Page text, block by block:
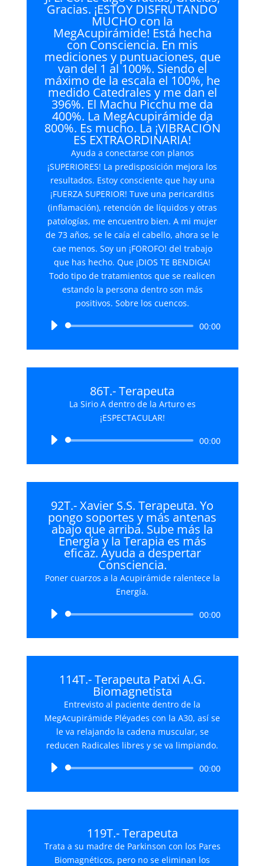
Gracias. ¡ESTOY DISFRUTANDO
MUCHO con la
MegAcupirámide! Está hecha
con Consciencia. En mis
mediciones y puntuaciones, que
van del 1 al 100%. Siendo el
máximo de la escala el 100%, he
medido Catedrales y me dan el
396%. El Machu Picchu me da
400%. La MegAcupirámide da
800%. Es mucho. La ¡VIBRACIÓN
ES EXTRAORDINARIA!
Ayuda a conectarse con planos
¡SUPERIORES! La predisposición mejora los
resultados. Estoy consciente que hay una
¡FUERZA SUPERIOR! Tuve una pericarditis
(inflamación), retención de líquidos y otras
patologías, me encuentro bien. A mi mujer
de 73 años, se le caía el cabello, ahora se le
cae menos. Soy un ¡FOROFO! del trabajo
que has hecho. Que ¡DIOS TE BENDIGA!
Todo tipo de tratamientos que se realicen
estando la persona dentro son más
positivos. Sobre los cuencos.
Reproductor
audio
00:00
86T.- Terapeuta
La Sirio A dentro de la Arturo es
¡ESPECTACULAR!
Reproductor
audio
00:00
92T.- Xavier S.S. Terapeuta. Yo
pongo soportes y más antenas
abajo que arriba. Sube más la
Energía y la Terapia es más
eficaz. Ayuda a despertar
Consciencia.
Poner cuarzos a la Acupirámide ralentece la
Energía.
Reproductor
audio
00:00
114T.- Terapeuta Patxi A.G.
Biomagnetista
Entrevisto al paciente dentro de la
MegAcupirámide Pléyades con la A30, así se
le va relajando la cadena muscular, se
reducen Radicales libres y se va limpiando.
Reproductor
audio
00:00
119T.- Terapeuta
Trata a su madre de Parkinson con los Pares
Biomagnéticos, pero no se eliminan los